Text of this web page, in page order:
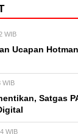
WIB
Ucapan
WIB
Satgas
WIB